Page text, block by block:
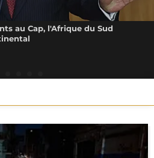
au Cap, l'Afrique du Sud